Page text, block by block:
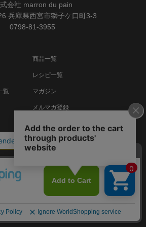
会社 marron du pain
兵庫県西宮市獅子ケ口町3-3
0798-81-3955
商品一覧
レシピ一覧
覧 マガジン
メルマガ登録
よくあるご質問
りリスト 注文履歴 閲覧履歴
返品交換について
お問い合わせ